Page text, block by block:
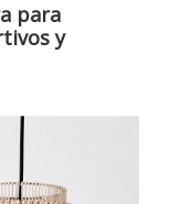
para
y